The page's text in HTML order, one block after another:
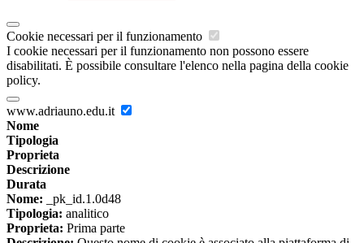
Cookie necessari per il funzionamento
I cookie necessari per il funzionamento non possono essere
disabilitati. È possibile consultare l'elenco nella pagina della cookie
policy.
www.adriauno.edu.it
Nome
Tipologia
Proprieta
Descrizione
Durata
Nome: _pk_id.1.0d48
Tipologia: analitico
Proprieta: Prima parte